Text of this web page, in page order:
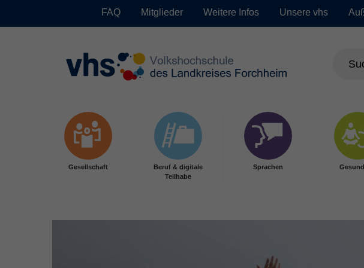
FAQ Mitglieder Weitere Infos Unsere vhs
Gesellschaft
Beruf & digitale
Teilhabe
Sprachen